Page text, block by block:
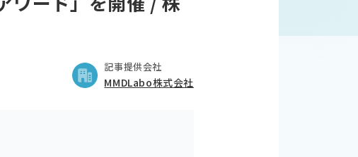
記事提供会社
MMDLabo株式会社